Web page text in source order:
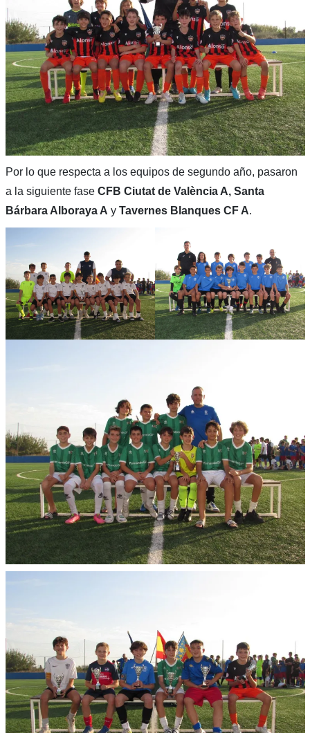
Por lo que respecta a los equipos de segundo año, pasaron
a la siguiente fase CFB Ciutat de València A, Santa
Bárbara Alboraya A y Tavernes Blanques CF A.